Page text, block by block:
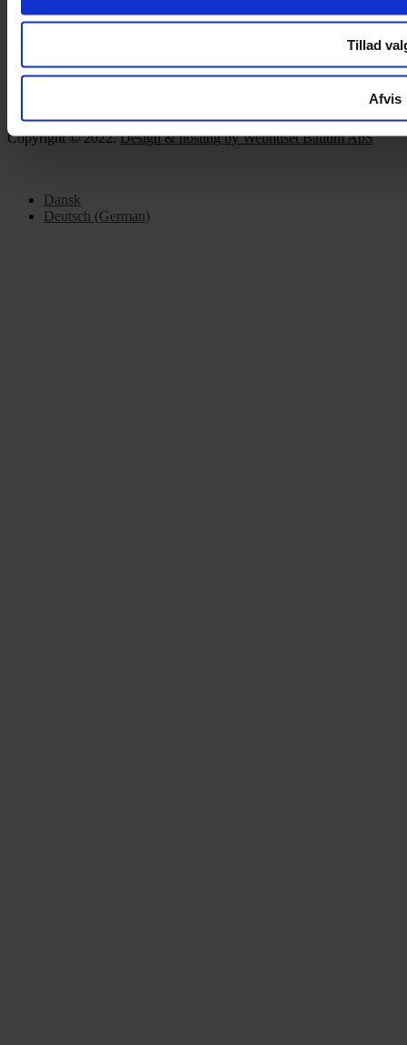
Tillad
Afvis
Om Yarn Every Wear
Copyright © 2022.Design & hosting by Webhuset Ballum ApS
Dansk
Deutsch (German)